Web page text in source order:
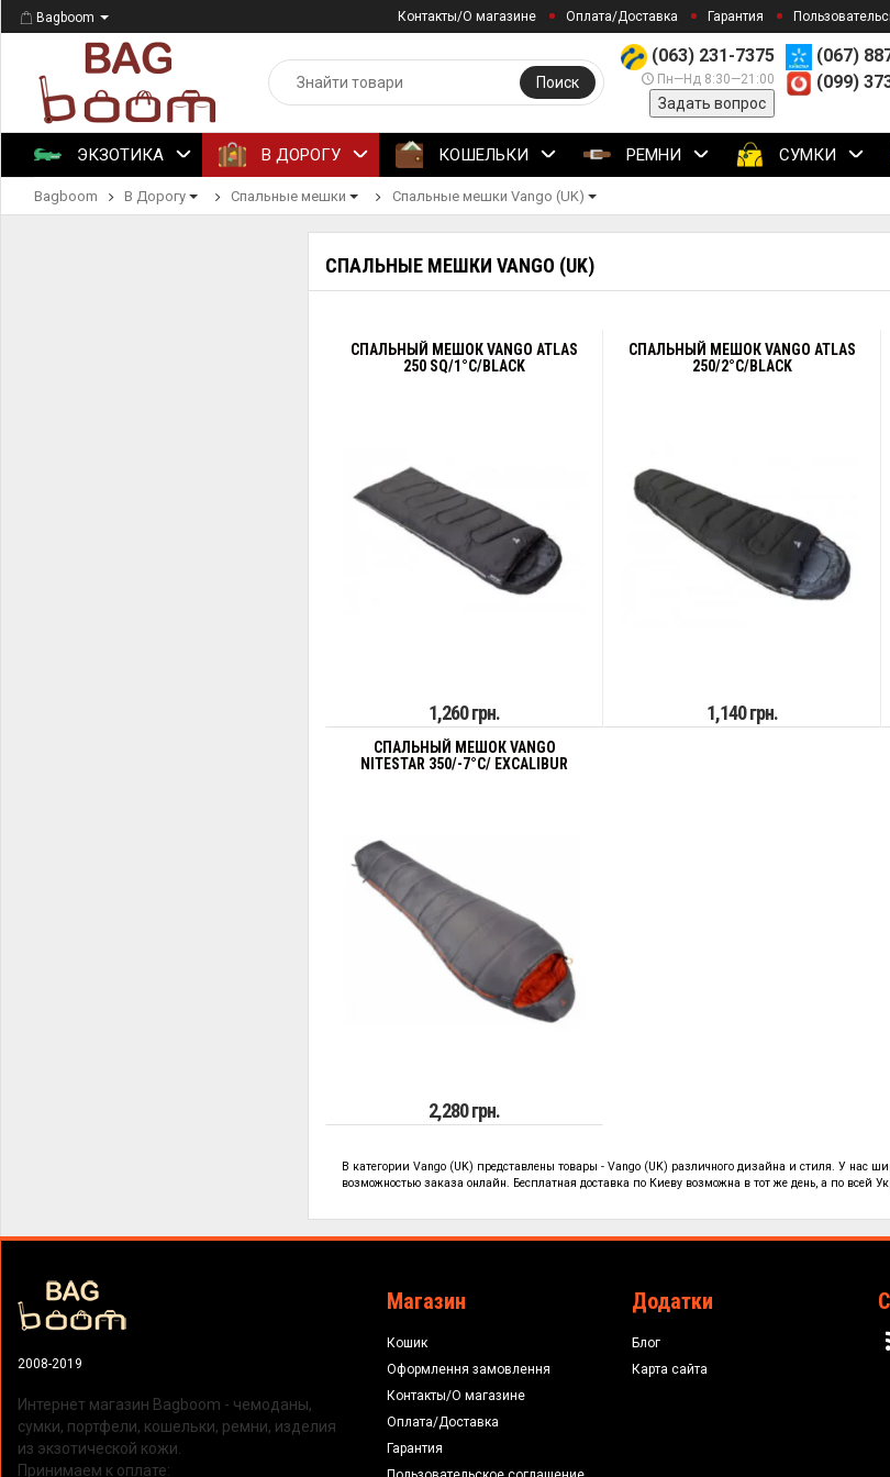
Bagboom Контакты/О магазине Оплата/Доставка Гарантия
(063) 231-7375
Пн—Нд 8:30—21:00
Задать вопрос
(067)
(099)
Поиск
ЭКЗОТИКА В ДОРОГУ КОШЕЛЬКИ РЕМНИ СУМКИ
Bagboom В Дорогу Спальные мешки Спальные мешки Vango (UK)
СПАЛЬНЫЕ МЕШКИ VANGO (UK)
СПАЛЬНЫЙ МЕШОК VANGO ATLAS
250 SQ/1°C/BLACK
1,260 грн.
СПАЛЬНЫЙ МЕШОК VANGO ATLAS
250/2°C/BLACK
1,140 грн.
СПАЛЬНЫЙ МЕШОК VANGO
NITESTAR 350/-7°C/ EXCALIBUR
2,280 грн.
В категорииVango (UK) представлены товары - Vango (UK) различного дизайна и стиля. У нас
возможностью заказа онлайн. Бесплатная доставка по Киеву возможна в тот же день, а по всей
2008-2019
Интернет магазин Bagboom - чемоданы,
сумки, портфели, кошельки, ремни, изделия
из экзотической кожи.
Принимаем к оплате:
Магазин
Кошик
Оформлення замовлення
Контакты/О магазине
Оплата/Доставка
Гарантия
Додатки
Блог
Карта сайта